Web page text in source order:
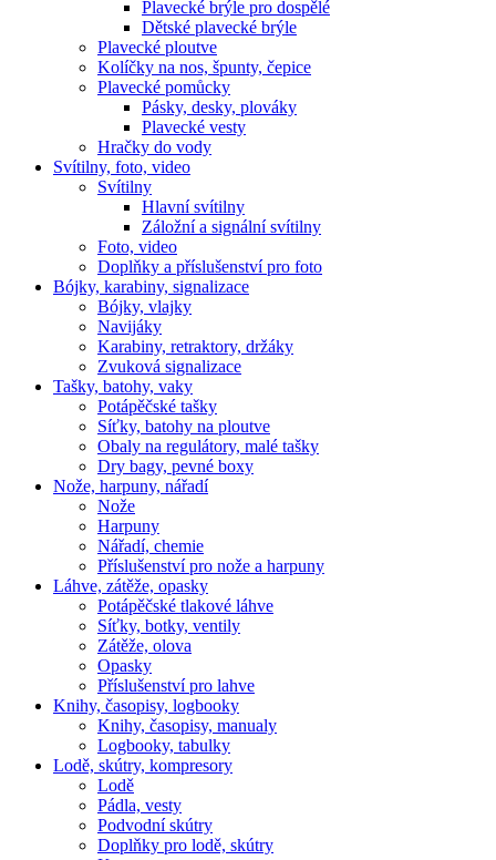
Plavecké brýle pro dospělé
Dětské plavecké brýle
Plavecké ploutve
Kolíčky na nos, špunty, čepice
Plavecké pomůcky
Pásky, desky, plováky
Plavecké vesty
Hračky do vody
Svítilny, foto, video
Svítilny
Hlavní svítilny
Záložní a signální svítilny
Foto, video
Doplňky a příslušenství pro foto
Bójky, karabiny, signalizace
Bójky, vlajky
Navijáky
Karabiny, retraktory, držáky
Zvuková signalizace
Tašky, batohy, vaky
Potápěčské tašky
Síťky, batohy na ploutve
Obaly na regulátory, malé tašky
Dry bagy, pevné boxy
Nože, harpuny, nářadí
Nože
Harpuny
Nářadí, chemie
Příslušenství pro nože a harpuny
Láhve, zátěže, opasky
Potápěčské tlakové láhve
Síťky, botky, ventily
Zátěže, olova
Opasky
Příslušenství pro lahve
Knihy, časopisy, logbooky
Knihy, časopisy, manualy
Logbooky, tabulky
Lodě, skútry, kompresory
Lodě
Pádla, vesty
Podvodní skútry
Doplňky pro lodě, skútry